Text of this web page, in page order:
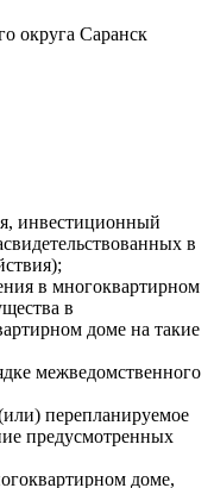
округа Саранск
инвестиционный
в
в многоквартирном
в
доме на такие
межведомственного
перепланируемое
предусмотренных
доме,